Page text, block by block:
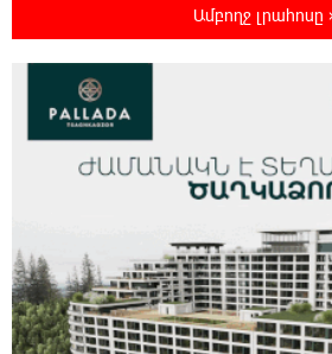
Հայաստան
Սիցիլիայի
Էթնա հրաբխի
19:16:13 8-08-2026
Հետվճարի փոխարեն՝
ֆիքսված թոշակ․
համակարգը սոցիալական
ստեղծում. Հրայր Կամենդատյան
Ամբողջ լրահոսը